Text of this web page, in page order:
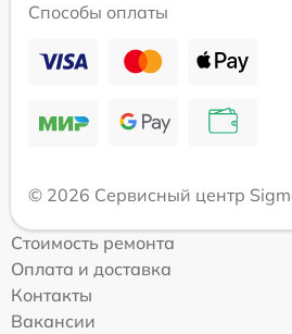
Способы оплаты
© 2026 Сервисный центр
Стоимость ремонта
Оплата и доставка
Контакты
Вакансии